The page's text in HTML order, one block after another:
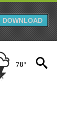
DOWNLOAD
78°
TO RECEIVE